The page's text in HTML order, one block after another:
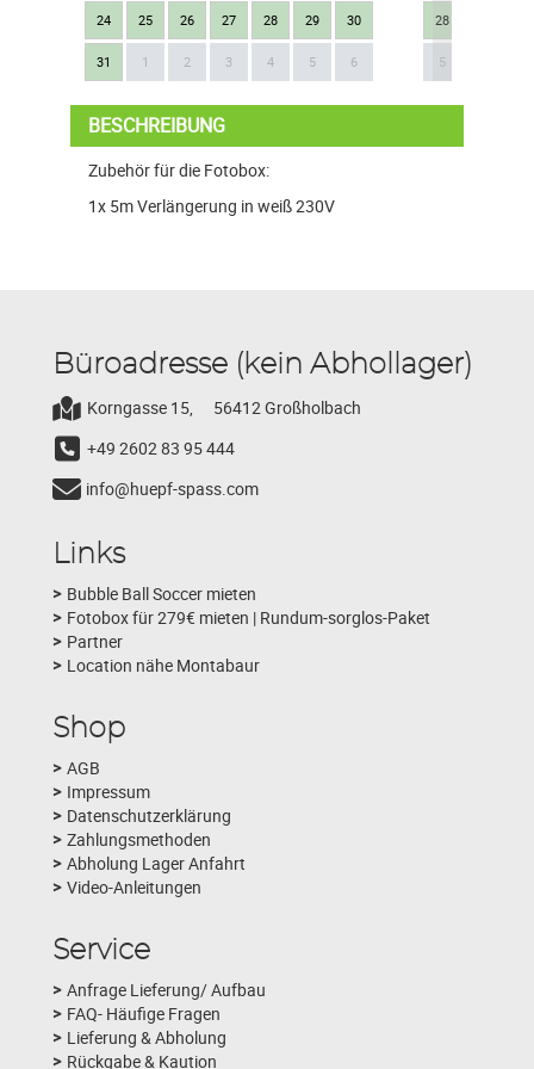
24 25 26 27 28 29 30
31 1 2 3 4 5 6
28
5
Next
BESCHREIBUNG
Zubehör für die Fotobox:
1x 5m Verlängerung in weiß 230V
Büroadresse (kein Abhollager)
Korngasse 15,
56412 Großholbach
+49 2602 83 95 444
info@huepf-spass.com
Links
Bubble Ball Soccer mieten
Fotobox für 279€ mieten | Rundum-sorglos-Paket
Partner
Location nähe Montabaur
Shop
AGB
Impressum
Datenschutzerklärung
Zahlungsmethoden
Abholung Lager Anfahrt
Video-Anleitungen
Service
Anfrage Lieferung/ Aufbau
FAQ- Häufige Fragen
Lieferung & Abholung
Rückgabe & Kaution